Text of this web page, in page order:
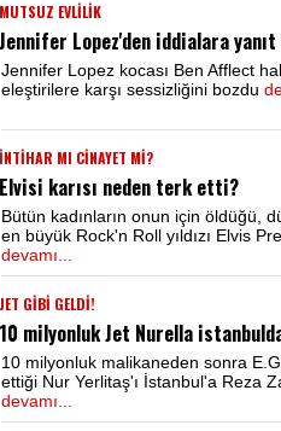
MUTSUZ EVLİLİK
Jennifer Lopez'den iddialara yanıt
Jennifer Lopez kocası Ben Afflect
eleştirilere karşı sessizliğini bozdu
İNTİHAR MI CİNAYET Mİ?
Elvisi karısı neden terk etti?
Bütün kadınların onun için öldüğü,
en büyük Rock'n Roll yıldızı Elvis
devamı...
JET GİBİ GELDİ!
10 milyonluk Jet Nurella
10 milyonluk malikaneden sonra
ettiği Nur Yerlitaş'ı İstanbul'a Reza
devamı...